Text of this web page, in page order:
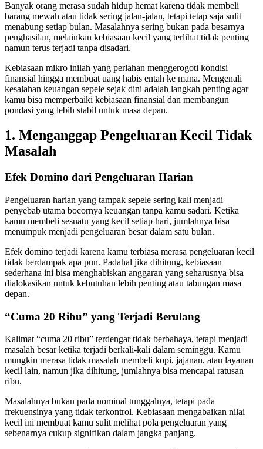
Banyak orang merasa sudah hidup hemat karena tidak membeli
barang mewah atau tidak sering jalan-jalan, tetapi tetap saja sulit
menabung setiap bulan. Masalahnya sering bukan pada besarnya
penghasilan, melainkan kebiasaan kecil yang terlihat tidak penting
namun terus terjadi tanpa disadari.
Kebiasaan mikro inilah yang perlahan menggerogoti kondisi
finansial hingga membuat uang habis entah ke mana. Mengenali
kesalahan keuangan sepele sejak dini adalah langkah penting agar
kamu bisa memperbaiki kebiasaan finansial dan membangun
pondasi yang lebih stabil untuk masa depan.
1. Menganggap Pengeluaran Kecil Tidak
Masalah
Efek Domino dari Pengeluaran Harian
Pengeluaran harian yang tampak sepele sering kali menjadi
penyebab utama bocornya keuangan tanpa kamu sadari. Ketika
kamu membeli sesuatu yang kecil setiap hari, jumlahnya bisa
menumpuk menjadi pengeluaran besar dalam satu bulan.
Efek domino terjadi karena kamu terbiasa merasa pengeluaran kecil
tidak berdampak apa pun. Padahal jika dihitung, kebiasaan
sederhana ini bisa menghabiskan anggaran yang seharusnya bisa
dialokasikan untuk kebutuhan lebih penting atau tabungan masa
depan.
“Cuma 20 Ribu” yang Terjadi Berulang
Kalimat “cuma 20 ribu” terdengar tidak berbahaya, tetapi menjadi
masalah besar ketika terjadi berkali-kali dalam seminggu. Kamu
mungkin merasa tidak masalah membeli kopi, jajanan, atau layanan
kecil lain, namun jika dihitung, jumlahnya bisa mencapai ratusan
ribu.
Masalahnya bukan pada nominal tunggalnya, tetapi pada
frekuensinya yang tidak terkontrol. Kebiasaan mengabaikan nilai
kecil ini membuat kamu sulit melihat pola pengeluaran yang
sebenarnya cukup signifikan dalam jangka panjang.